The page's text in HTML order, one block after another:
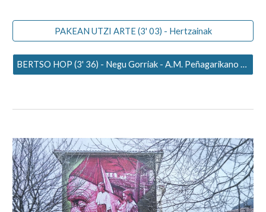
PAKEAN UTZI ARTE (3' 03) - Hertzainak
BERTSO HOP (3' 36) - Negu Gorriak - A.M. Peñagarikano - A. Egaña